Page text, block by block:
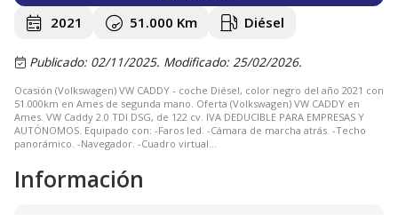
2021
51.000 Km Diésel
Publicado: 02/11/2025. Modificado: 25/02/2026.
Ocasión (Volkswagen) VW CADDY - coche Diésel, color negro del año 2021 con
51.000km en Ames de segunda mano. Oferta (Volkswagen) VW CADDY en
Ames. VW Caddy 2.0 TDI DSG, de 122 cv. IVA DEDUCIBLE PARA EMPRESAS Y
AUTÓNOMOS. Equipado con: -Faros led. -Cámara de marcha atrás. -Techo
panorámico. -Navegador. -Cuadro virtual...
Información